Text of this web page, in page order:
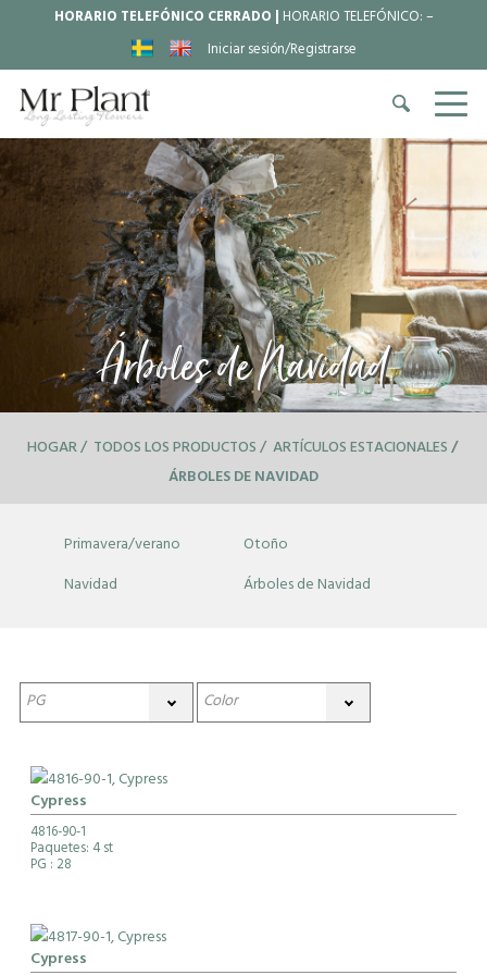
HORARIO TELEFÓNICO CERRADO | HORARIO TELEFÓNICO:–
Iniciar sesión/Registrarse
Árboles de Navidad
HOGAR TODOS LOS PRODUCTOS ARTÍCULOS ESTACIONALES
ÁRBOLES DE NAVIDAD
Primavera/verano
Otoño
Navidad
Árboles de Navidad
Cypress
4816-90-1
Paquetes: 4 st
PG : 28
Cypress